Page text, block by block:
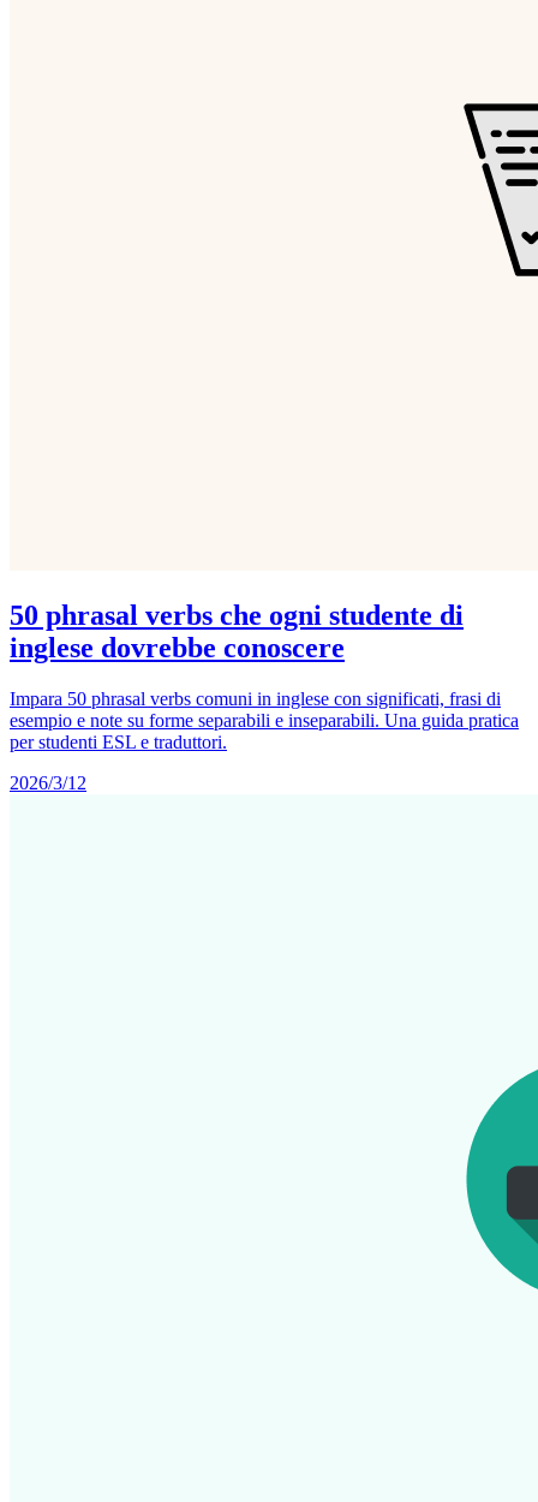
50 phrasal verbs che ogni studente di
inglese dovrebbe conoscere
Impara 50 phrasal verbs comuni in inglese con significati, frasi di
esempio e note su forme separabili e inseparabili. Una guida pratica
per studenti ESL e traduttori.
2026/3/12